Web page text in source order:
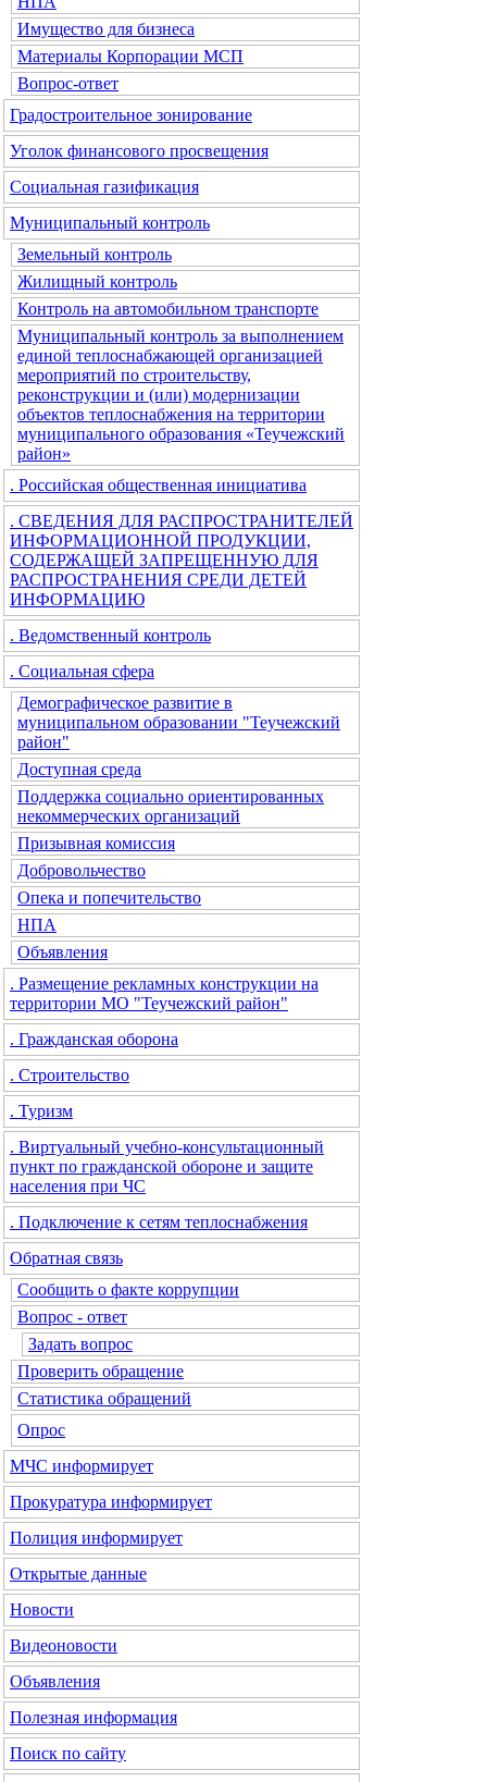
Имущество для бизнеса
Материалы Корпорации МСП
Вопрос-ответ
Градостроительное зонирование
Уголок финансового просвещения
Социальная газификация
Муниципальный контроль
Земельный контроль
Жилищный контроль
Контроль на автомобильном транспорте
Муниципальный контроль за выполнением
единой теплоснабжающей организацией
мероприятий по строительству,
реконструкции и (или) модернизации
объектов теплоснабжения на территории
муниципального образования «Теучежский
район»
. Российская общественная инициатива
. СВЕДЕНИЯ ДЛЯ РАСПРОСТРАНИТЕЛЕЙ
ИНФОРМАЦИОННОЙ ПРОДУКЦИИ,
СОДЕРЖАЩЕЙ ЗАПРЕЩЕННУЮ ДЛЯ
РАСПРОСТРАНЕНИЯ СРЕДИ ДЕТЕЙ
ИНФОРМАЦИЮ
. Ведомственный контроль
. Социальная сфера
Демографическое развитие в
муниципальном образовании "Теучежский
район"
Доступная среда
Поддержка социально ориентированных
некоммерческих организаций
Призывная комиссия
Добровольчество
Опека и попечительство
НПА
Объявления
. Размещение рекламных конструкции на
территории МО "Теучежский район"
. Гражданская оборона
. Строительство
. Туризм
. Виртуальный учебно-консультационный
пункт по гражданской обороне и защите
населения при ЧС
. Подключение к сетям теплоснабжения
Обратная связь
Сообщить о факте коррупции
Вопрос - ответ
Задать вопрос
Проверить обращение
Статистика обращений
Опрос
МЧС информирует
Прокуратура информирует
Полиция информирует
Открытые данные
Новости
Видеоновости
Объявления
Полезная информация
Поиск по сайту